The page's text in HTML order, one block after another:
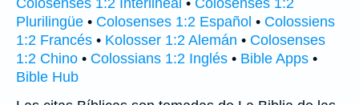
Plurilingüe • Colosenses 1:2 Español • Colossiens
1:2 Francés • Kolosser 1:2 Alemán • Colosenses
1:2 Chino • Colossians 1:2 Inglés • Bible Apps •
Bible Hub